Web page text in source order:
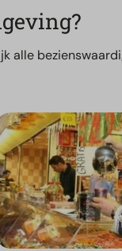
alle